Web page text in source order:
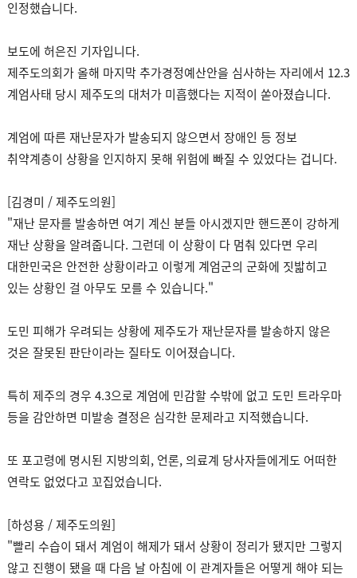
인정했습니다.
보도에 허은진 기자입니다.
제주도의회가 올해 마지막 추가경정예산안을 심사하는 자리에서 12.3
계엄사태 당시 제주도의 대처가 미흡했다는 지적이 쏟아졌습니다.
계엄에 따른 재난문자가 발송되지 않으면서 장애인 등 정보
취약계층이 상황을 인지하지 못해 위험에 빠질 수 있었다는 겁니다.
[김경미 / 제주도의원]
"재난 문자를 발송하면 여기 계신 분들 아시겠지만 핸드폰이 강하게
재난 상황을 알려줍니다. 그런데 이 상황이 다 멈춰 있다면 우리
대한민국은 안전한 상황이라고 이렇게 계엄군의 군화에 짓밟히고
있는 상황인 걸 아무도 모를 수 있습니다."
도민 피해가 우려되는 상황에 제주도가 재난문자를 발송하지 않은
것은 잘못된 판단이라는 질타도 이어졌습니다.
특히 제주의 경우 4.3으로 계엄에 민감할 수밖에 없고 도민 트라우마
등을 감안하면 미발송 결정은 심각한 문제라고 지적했습니다.
또 포고령에 명시된 지방의회, 언론, 의료계 당사자들에게도 어떠한
연락도 없었다고 꼬집었습니다.
[하성용 / 제주도의원]
"빨리 수습이 돼서 계엄이 해제가 돼서 상황이 정리가 됐지만 그렇지
않고 진행이 됐을 때 다음 날 아침에 이 관계자들은 어떻게 해야 되는